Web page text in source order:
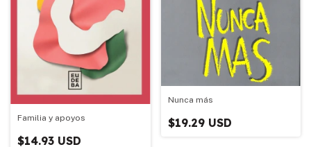
Familia y apoyos
$14.93 USD
Nunca más
$19.29 USD